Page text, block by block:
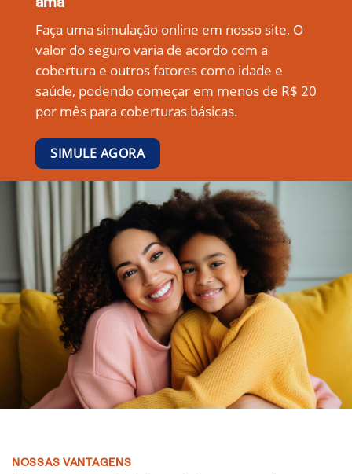
Faça uma simulação online em nosso site, O
valor do seguro varia de acordo com a
cobertura e outros fatores como idade e
saúde, podendo começar em menos de R$ 20
por mês para coberturas básicas.
SIMULE AGORA
NOSSAS VANTAGENS